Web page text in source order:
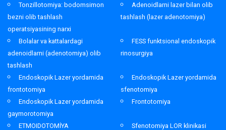
Tonzillotomiya: bodomsimon
bezni olib tashlash
operatsiyasining narxi
Adenoidlarni lazer bilan olib
tashlash (lazer adenotomiya)
Bolalar va kattalardagi
adenoidlarni (adenotomiya) olib
tashlash
FESS funktsional endoskopik
rinosurgiya
Endoskopik Lazer yordamida
frontotomiya
Endoskopik Lazer yordamida
sfenotomiya
Endoskopik Lazer yordamida
gaymorotomiya
Frontotomiya
ETMOIDOTOMİYA
Sfenotomiya LOR klinikasi